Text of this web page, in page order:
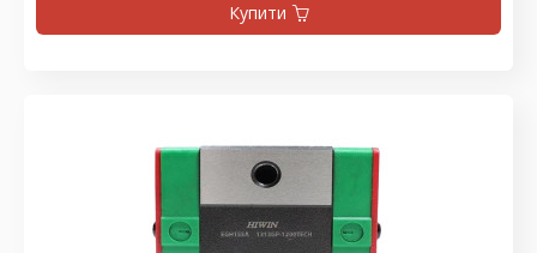
Купити